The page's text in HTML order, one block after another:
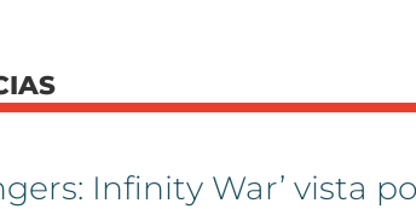
Infinity War’ vista